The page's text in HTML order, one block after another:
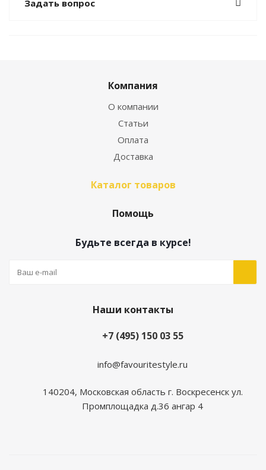
Задать вопрос
Компания
О компании
Статьи
Оплата
Доставка
Каталог товаров
Помощь
Будьте всегда в курсе!
Наши контакты
+7 (495) 150 03 55
info@favouritestyle.ru
140204, Московская область г. Воскресенск ул.
Промплощадка д.36 ангар 4